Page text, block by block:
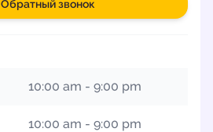
Обратный звонок
10:00 am - 9:00 pm
10:00 am - 9:00 pm